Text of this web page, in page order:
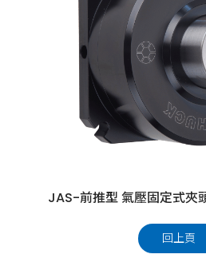
JAS-前推型 氣壓固定式夾
回上頁